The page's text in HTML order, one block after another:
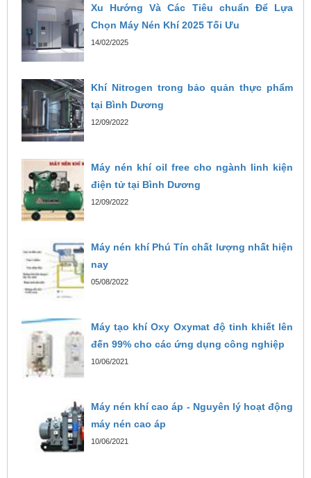
Xu Hướng Và Các Tiêu chuẩn Để Lựa
Chọn Máy Nén Khí 2025 Tối Ưu
14/02/2025
Khí Nitrogen trong bảo quản thực phẩm
tại Bình Dương
12/09/2022
Máy nén khí oil free cho ngành linh kiện
điện tử tại Bình Dương
12/09/2022
Máy nén khí Phú Tín chất lượng nhất hiện
nay
05/08/2022
Máy tạo khí Oxy Oxymat độ tinh khiết lên
đến 99% cho các ứng dụng công nghiệp
10/06/2021
Máy nén khí cao áp - Nguyên lý hoạt động
máy nén cao áp
10/06/2021